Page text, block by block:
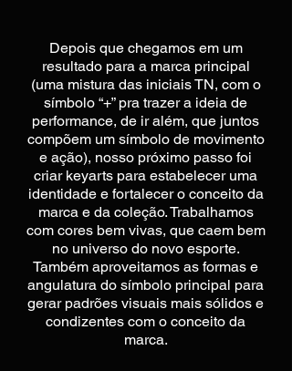
Depois que chegamos em um
resultado para a marca principal
(uma mistura das iniciais TN, com o
símbolo “+” pra trazer a ideia de
performance, de ir além, que juntos
compõem um símbolo de movimento
e ação), nosso próximo passo foi
criar keyarts para estabelecer uma
identidade e fortalecer o conceito da
marca e da coleção. Trabalhamos
com cores bem vivas, que caem bem
no universo do novo esporte.
Também aproveitamos as formas e
angulatura do símbolo principal para
gerar padrões visuais mais sólidos e
condizentes com o conceito da
marca.